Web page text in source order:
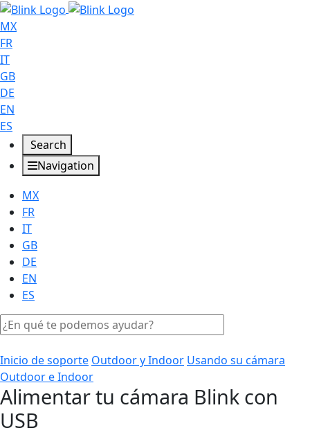
MX
FR
IT
GB
DE
EN
ES
Search
Navigation
MX
FR
IT
GB
DE
EN
ES
Inicio de soporte Outdoor y Indoor Usando su cámara
Outdoor e Indoor
Alimentar tu cámara Blink con
USB